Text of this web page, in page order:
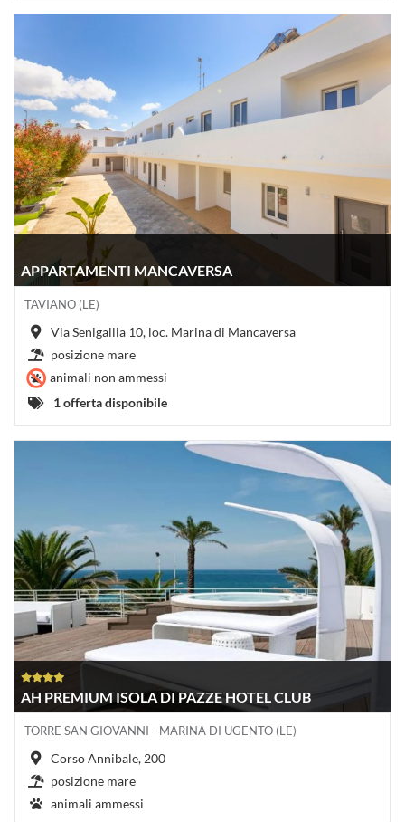
APPARTAMENTI MANCAVERSA
TAVIANO (LE)
Via Senigallia 10, loc. Marina di Mancaversa
posizione mare
animali non ammessi
1 offerta disponibile
AH PREMIUM ISOLA DI PAZZE HOTEL CLUB
TORRE SAN GIOVANNI - MARINA DI UGENTO (LE)
Corso Annibale, 200
posizione mare
animali ammessi